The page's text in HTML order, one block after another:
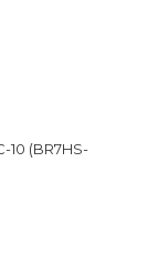
10 (BR7HS-